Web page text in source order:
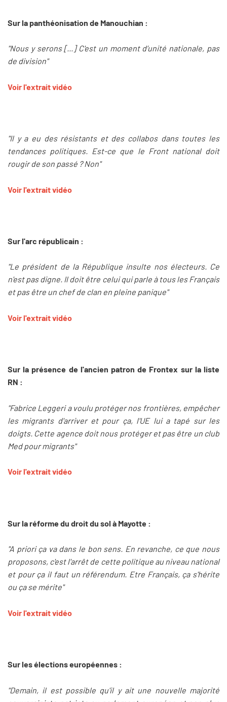
Sur la panthéonisation de Manouchian :
"Nous y serons [...] C'est un moment d’unité nationale, pas
de division"
Voir l'extrait vidéo
"Il y a eu des résistants et des collabos dans toutes les
tendances politiques. Est-ce que le Front national doit
rougir de son passé ? Non"
Voir l'extrait vidéo
Sur l'arc républicain :
"Le président de la République insulte nos électeurs. Ce
n'est pas digne. Il doit être celui qui parle à tous les Français
et pas être un chef de clan en pleine panique"
Voir l'extrait vidéo
Sur la présence de l'ancien patron de Frontex sur la liste
RN :
"Fabrice Leggeri a voulu protéger nos frontières, empêcher
les migrants d'arriver et pour ça, l'UE lui a tapé sur les
doigts. Cette agence doit nous protéger et pas être un club
Med pour migrants"
Voir l'extrait vidéo
Sur la réforme du droit du sol à Mayotte :
"A priori ça va dans le bon sens. En revanche, ce que nous
proposons, c'est l'arrêt de cette politique au niveau national
et pour ça il faut un référendum. Etre Français, ça s'hérite
ou ça se mérite"
Voir l'extrait vidéo
Sur les élections européennes :
"Demain, il est possible qu'il y ait une nouvelle majorité